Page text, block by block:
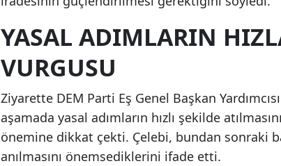
YASAL ADIMLARIN
VURGUSU
Ziyarette DEM Parti Eş Genel Başkan
aşamada yasal adımların hızlı şekilde
önemine dikkat çekti. Çelebi, bundan sonraki
anılmasını önemsediklerini ifade etti.